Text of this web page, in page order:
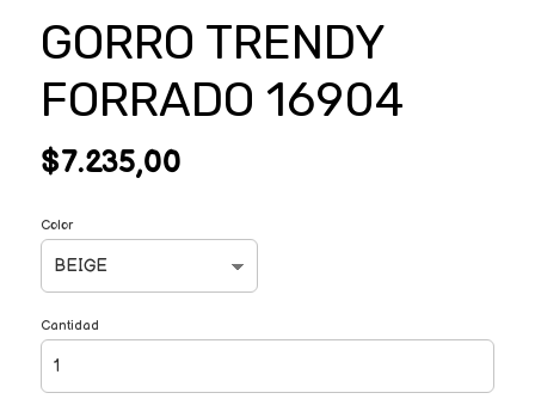
GORRO TRENDY
FORRADO 16904
$7.235,00
Color
Cantidad